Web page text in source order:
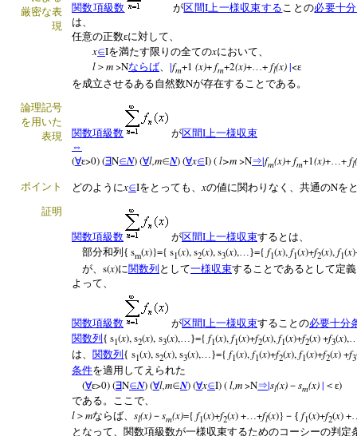
厳密な表
現
関数項級数 が区間I上一様収束することの必要十
は、
任意の正数εに対して、
x∈Iを満たす限りの全てのxにおいて、
l ＞ m>Nならば、 |fm+1 (x)+fm+2(x)+…+fl(x)|<ε
を成立させるある自然数Nが存在することである。
論理記号
を用いた
表現
関数項級数 が区間I上一様収束
⇔
(∀ε>0) (∃N∈N) (∀l,m∈N) (∀x∈I) (l>m>N⇒|fm(x)+fm+1(x)+…+fl
ポイント どのようにx∈Iをとっても、xの値に関わりなく、共通のNを
証明
関数項級数 が区間I上一様収束するとは、
部分和列{ sm(x)}={ s1(x), s2(x), s3(x),…}={ f1(x),f1(x)+f2(x),f1(x
が、 s(x)に関数列 として一様収束することであるとして定
よって、
関数項級数 が区間I 上一様収束することの必要十分
関数列{ s1(x), s2(x), s3(x), …}={ f1(x), f1(x)+f2(x), f1(x)+f2(x) +f3(x),
は、 関数列 { s1(x), s2(x), s3(x),…}={ f1(x),f1(x)+f2(x),f1(x)+f2(x) +f3
条件を適用してえられた
(∀ε>0) (∃N∈N) (∀l,m∈N) (∀x∈I) (l,m>N⇒|sl(x) － sm(x)| ＜ε)
である。ここで、
l ＞ mならば、 sl(x) － sm(x)={ f1(x)+f2(x) +…+fl(x)} －{ f1(x)+f2(x) +
となって、関数項級数が一様収束するためのコーシーの判定